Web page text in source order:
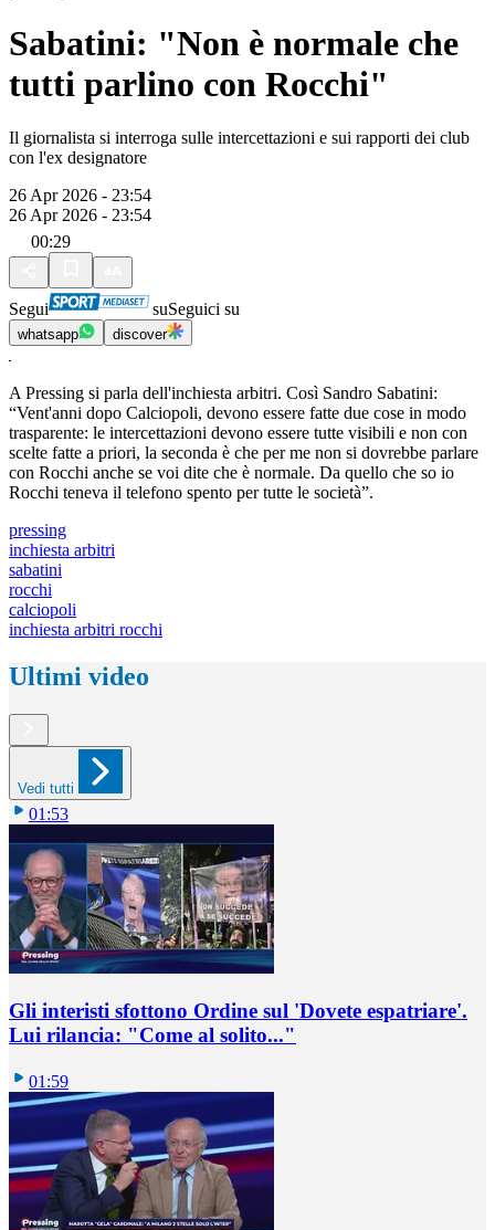
Sabatini: "Non è normale che
tutti parlino con Rocchi"
Il giornalista si interroga sulle intercettazioni e sui rapporti dei club
con l'ex designatore
26 Apr 2026 - 23:54
26 Apr 2026 - 23:54
00:29
Segui suSeguici su
whatsapp discover
A Pressing si parla dell'inchiesta arbitri. Così Sandro Sabatini:
“Vent'anni dopo Calciopoli, devono essere fatte due cose in modo
trasparente: le intercettazioni devono essere tutte visibili e non con
scelte fatte a priori, la seconda è che per me non si dovrebbe parlare
con Rocchi anche se voi dite che è normale. Da quello che so io
Rocchi teneva il telefono spento per tutte le società”.
pressing
inchiesta arbitri
sabatini
rocchi
calciopoli
inchiesta arbitri rocchi
Ultimi video
Vedi tutti
01:53
Gli interisti sfottono Ordine sul 'Dovete espatriare'.
Lui rilancia: "Come al solito..."
01:59